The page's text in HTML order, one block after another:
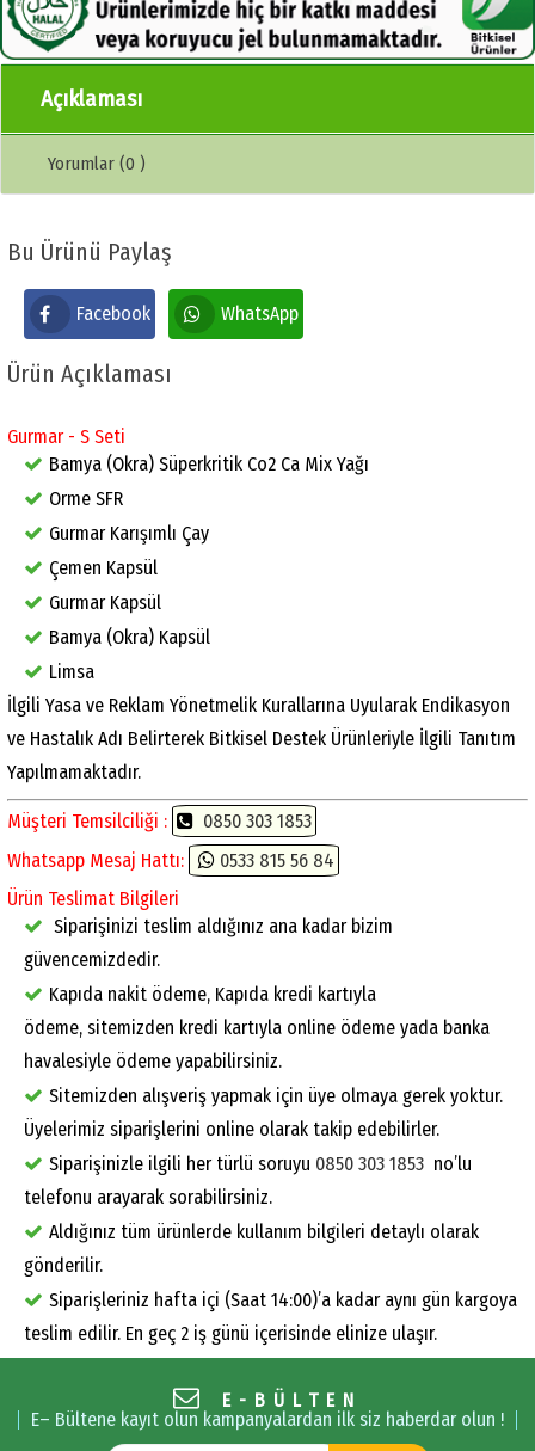
Açıklaması
Yorumlar (0 )
Bu Ürünü Paylaş
Facebook WhatsApp
Ürün Açıklaması
Gurmar - S Seti
Bamya (Okra) Süperkritik Co2 Ca Mix Yağı
Orme SFR
Gurmar Karışımlı Çay
Çemen Kapsül
Gurmar Kapsül
Bamya (Okra) Kapsül
Limsa
İlgili Yasa ve Reklam Yönetmelik Kurallarına Uyularak Endikasyon
ve Hastalık Adı Belirterek Bitkisel Destek Ürünleriyle İlgili Tanıtım
Yapılmamaktadır.
Müşteri Temsilciliği :
0850 303 1853
Whatsapp Mesaj Hattı:
0533 815 56 84
Ürün Teslimat Bilgileri
Siparişinizi teslim aldığınız ana kadar bizim
güvencemizdedir.
Kapıda nakit ödeme, Kapıda kredi kartıyla
ödeme, sitemizden kredi kartıyla online ödeme yada banka
havalesiyle ödeme yapabilirsiniz.
Sitemizden alışveriş yapmak için üye olmaya gerek yoktur.
Üyelerimiz siparişlerini online olarak takip edebilirler.
Siparişinizle ilgili her türlü soruyu 0850 303 1853 no’lu
telefonu arayarak sorabilirsiniz.
Aldığınız tüm ürünlerde kullanım bilgileri detaylı olarak
gönderilir.
Siparişleriniz hafta içi (Saat 14:00)’a kadar aynı gün kargoya
teslim edilir. En geç 2 iş günü içerisinde elinize ulaşır.
E-BÜLTEN
E– Bültene kayıt olun kampanyalardan ilk siz haberdar olun !